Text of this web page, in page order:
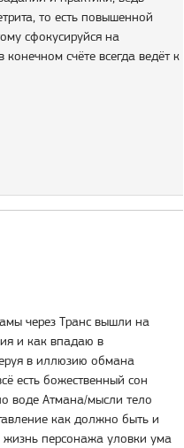
то есть повышенной
сфокусируйся на
счёте всегда ведёт к
через Транс вышли на
и как впадаю в
в иллюзию обмана
есть божественный сон
воде Атмана/мысли тело
как должно быть и
персонажа уловки ума